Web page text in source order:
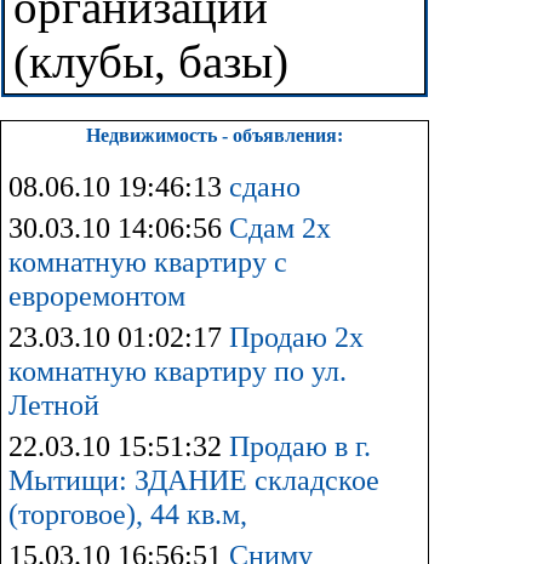
(клубы, базы)
Недвижимость - объявления:
08.06.10 19:46:13 сдано
30.03.10 14:06:56 Сдам 2х
комнатную квартиру с
евроремонтом
23.03.10 01:02:17 Продаю 2х
комнатную квартиру по ул.
Летной
22.03.10 15:51:32 Продаю в г.
Мытищи: ЗДАНИЕ складское
(торговое), 44 кв.м,
15.03.10 16:56:51 Сниму